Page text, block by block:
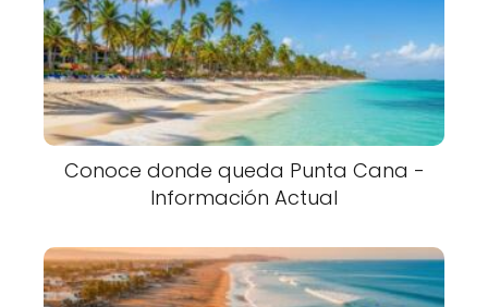
Conoce donde queda Punta Cana -
Información Actual